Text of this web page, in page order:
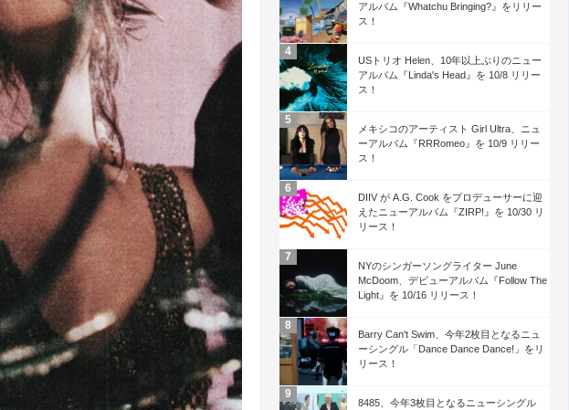
アルバム『Whatchu Bringing?』をリリー
ス！
USトリオ Helen、10年以上ぶりのニュー
アルバム『Linda's Head』を 10/8 リリー
ス！
メキシコのアーティスト Girl Ultra、ニュ
ーアルバム『RRRomeo』を 10/9 リリー
ス！
DIIV が A.G. Cook をプロデューサーに迎
えたニューアルバム『ZIRP!』を 10/30 リ
リース！
NYのシンガーソングライター June
McDoom、デビューアルバム『Follow The
Light』を 10/16 リリース！
Barry Can't Swim、今年2枚目となるニュ
ーシングル「Dance Dance Dance!」をリ
リース！
8485、今年3枚目となるニューシングル